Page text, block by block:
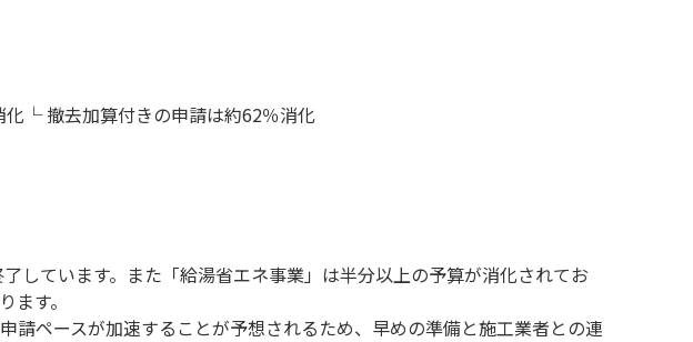
化└ 撤去加算付きの申請は約62％消化
しています。また「給湯省エネ事業」は半分以上の予算が消化されてお
す。
請ペースが加速することが予想されるため、早めの準備と施工業者との連